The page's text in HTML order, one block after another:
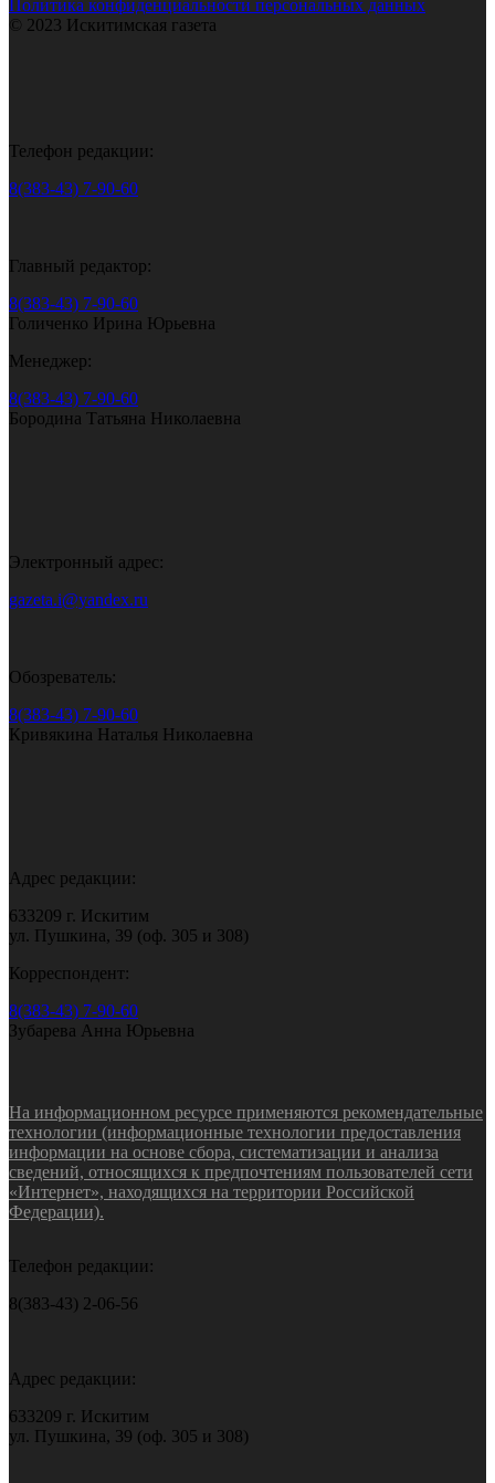
Политика конфиденциальности персональных данных
© 2023 Искитимская газета
Телефон редакции:
8(383-43) 7-90-60
Главный редактор:
8(383-43) 7-90-60
Голиченко Ирина Юрьевна
Менеджер:
8(383-43) 7-90-60
Бородина Татьяна Николаевна
Электронный адрес:
gazeta.i@yandex.ru
Обозреватель:
8(383-43) 7-90-60
Кривякина Наталья Николаевна
Адрес редакции:
633209 г. Искитим
ул. Пушкина, 39 (оф. 305 и 308)
Корреспондент:
8(383-43) 7-90-60
Зубарева Анна Юрьевна
На информационном ресурсе применяются рекомендательные
технологии (информационные технологии предоставления
информации на основе сбора, систематизации и анализа
сведений, относящихся к предпочтениям пользователей сети
«Интернет», находящихся на территории Российской
Федерации).
Телефон редакции:
8(383-43) 2-06-56
Адрес редакции:
633209 г. Искитим
ул. Пушкина, 39 (оф. 305 и 308)